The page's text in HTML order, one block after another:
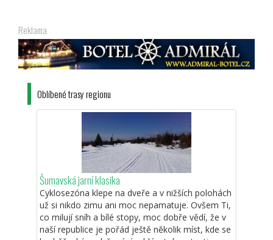
Reklama
Oblíbené trasy regionu
Šumavská jarní klasika
Cyklosezóna klepe na dveře a v nižších polohách
už si nikdo zimu ani moc nepamatuje. Ovšem Ti,
co milují sníh a bílé stopy, moc dobře vědí, že v
naší republice je pořád ještě několik míst, kde se